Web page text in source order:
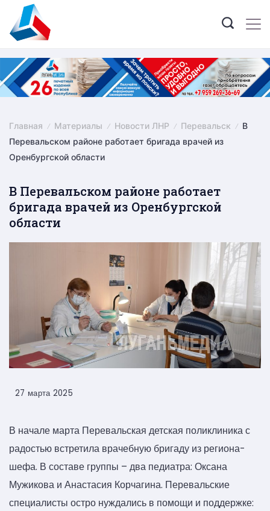
content
Главная Материалы Новости ЛНР Перевальск
В
Перевальском районе работает бригада врачей из
Оренбургской области
В Перевальском районе работает
бригада врачей из Оренбургской
области
27 марта 2025
В начале марта Перевальская детская поликлиника с
радостью встретила врачебную бригаду из региона-
шефа. В составе группы – два педиатра: Оксана
Мужикова и Анастасия Корчагина. Перевальские
специалисты остро нуждались в помощи и поддержке: